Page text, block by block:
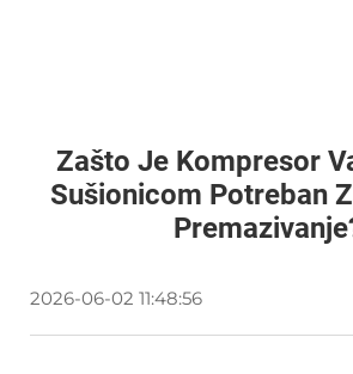
Zašto Je Kompresor
Sušionicom Potreban
2026-06-02 11:48:56